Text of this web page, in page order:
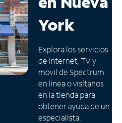
York
Explora los servicios
de Internet, TV y
móvil de Spectrum
en línea o visítanos
en la tienda para
obtener ayuda de un
especialista.